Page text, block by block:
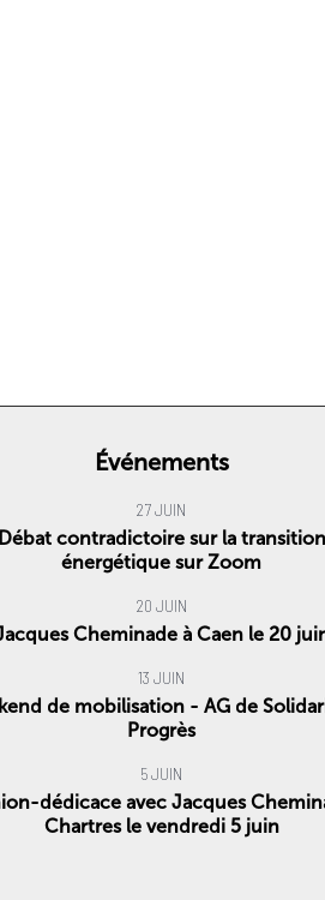
Événements
27 JUIN
Débat contradictoire sur la transition
énergétique sur Zoom
20 JUIN
Jacques Cheminade à Caen le 20
13 JUIN
Progrès
5 JUIN
Chartres le vendredi 5 juin